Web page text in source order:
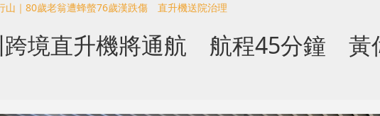
山｜80歲老翁遭蜂螫76歲漢跌傷 直升機送院治理
跨境直升機將通航 航程45分鐘 黃